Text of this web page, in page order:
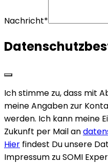
Nachricht*
Ich stimme zu, dass mit
meine Angaben zur
werden. Ich kann meine
Zukunft per Mail an
Hier findest Du unsere
Impressum zu SOMI